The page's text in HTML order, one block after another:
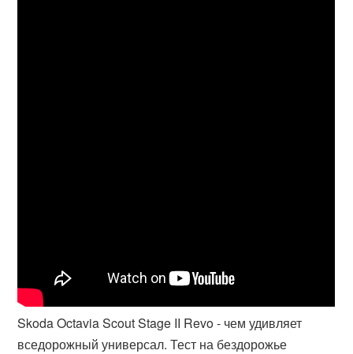
Skoda Octavia Scout Stage II Revo - чем удивляет
вседорожный универсал. Тест на бездорожье